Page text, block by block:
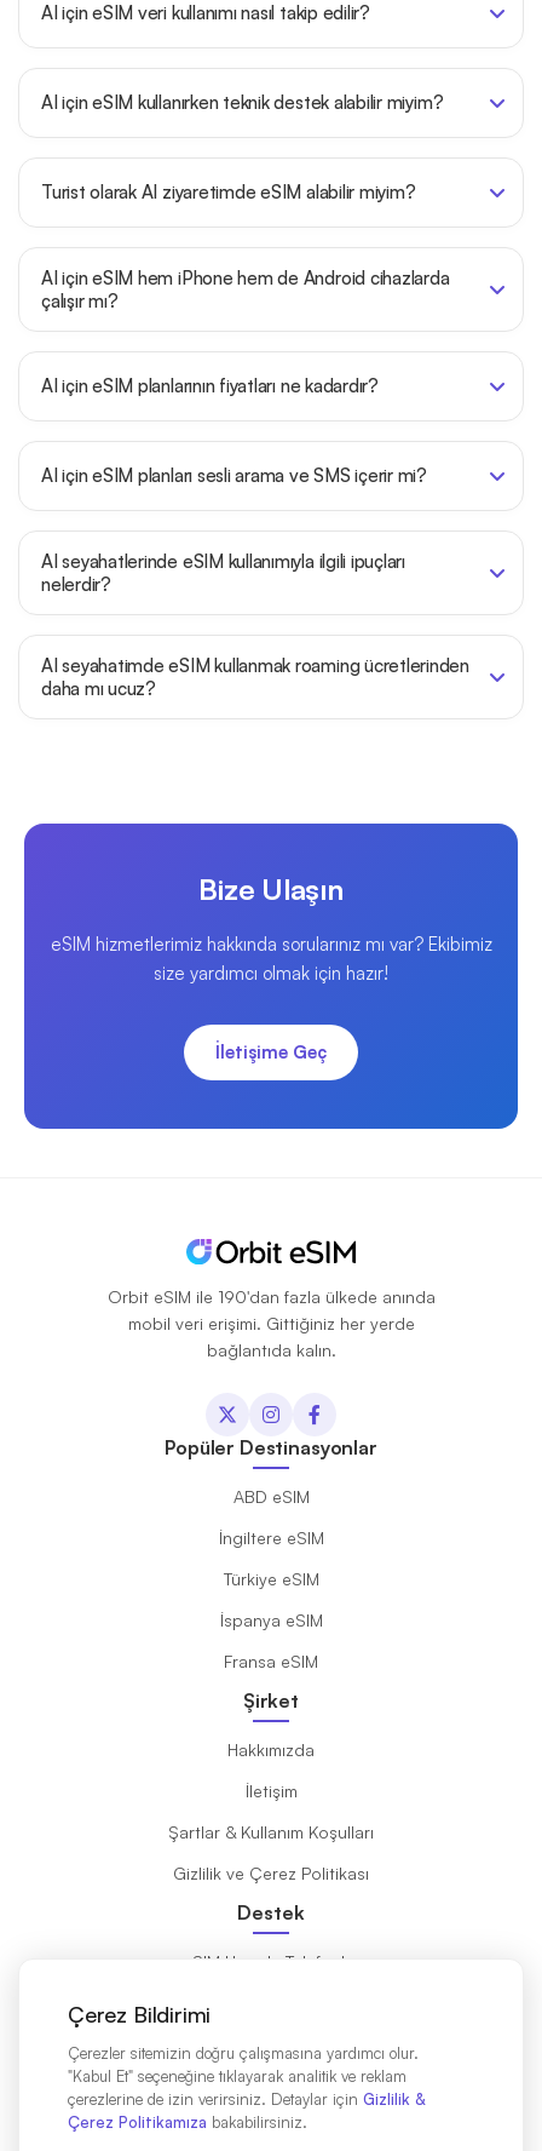
AI için eSIM veri kullanımı nasıl takip edilir?
AI için eSIM kullanırken teknik destek alabilir miyim?
Turist olarak AI ziyaretimde eSIM alabilir miyim?
AI için eSIM hem iPhone hem de Android cihazlarda
çalışır mı?
AI için eSIM planlarının fiyatları ne kadardır?
AI için eSIM planları sesli arama ve SMS içerir mi?
AI seyahatlerinde eSIM kullanımıyla ilgili ipuçları
nelerdir?
AI seyahatimde eSIM kullanmak roaming ücretlerinden
daha mı ucuz?
Bize Ulaşın
eSIM hizmetlerimiz hakkında sorularınız mı var? Ekibimiz
size yardımcı olmak için hazır!
İletişime Geç
Orbit eSIM ile 190'dan fazla ülkede anında
mobil veri erişimi. Gittiğiniz her yerde
bağlantıda kalın.
Popüler Destinasyonlar
ABD eSIM
İngiltere eSIM
Türkiye eSIM
İspanya eSIM
Fransa eSIM
Şirket
Hakkımızda
İletişim
Şartlar & Kullanım Koşulları
Gizlilik ve Çerez Politikası
Destek
eSIM Uyumlu Telefonlar
Kurulum Kılavuzu
Destinasyonlar
Affiliates Partners
Çerez Bildirimi
Çerezler sitemizin doğru çalışmasına yardımcı olur.
"Kabul Et" seçeneğine tıklayarak analitik ve reklam
çerezlerine de izin verirsiniz. Detaylar için Gizlilik &
Çerez Politikamıza bakabilirsiniz.